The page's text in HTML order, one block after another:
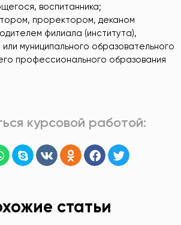
воспитанника;
проректором, деканом
филиала (института),
муниципального образовательного
профессионального образования
курсовой работой:
статьи